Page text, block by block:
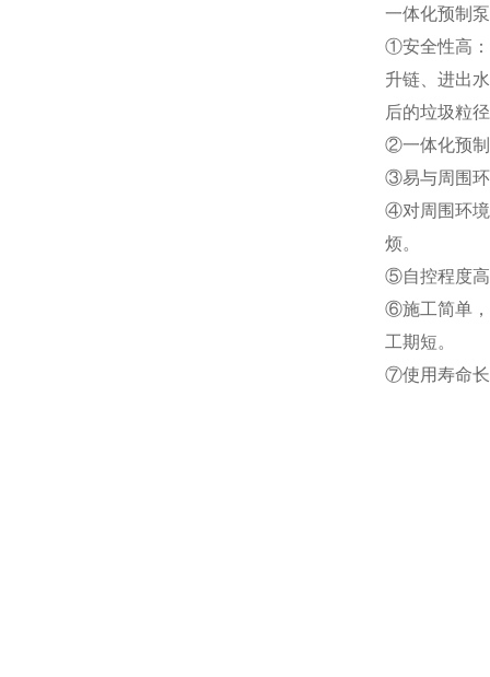
一体化预制
①安全性高：
升链、进出
后的垃圾粒
②一体化预制
③易与周围环
④对周围环境
烦。
⑤自控程度高
⑥施工简单，
工期短。
⑦使用寿命长